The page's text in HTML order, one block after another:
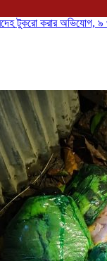
অভিযোগ, ৯ প্যাকেট